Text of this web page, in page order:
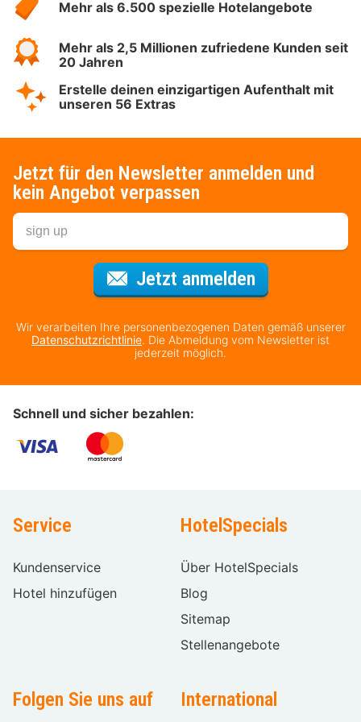
Mehr als 6.500 spezielle Hotelangebote
Mehr als 2,5 Millionen zufriedene Kunden seit
20 Jahren
Erstelle deinen einzigartigen Aufenthalt mit
unseren 56 Extras
Jetzt für den Newsletter anmelden und
kein Angebot verpassen
Jetzt anmeldenFür den
Wir verarbeiten Ihre personenbezogenen Daten gemäß unserer
Datenschutzrichtlinie. Die Abmeldung vom Newsletter ist
jederzeit möglich.
Schnell und sicher bezahlen:
Service
Kundenservice
Hotel hinzufügen
HotelSpecials
Über HotelSpecials
Blog
Sitemap
Stellenangebote
Folgen Sie uns auf International